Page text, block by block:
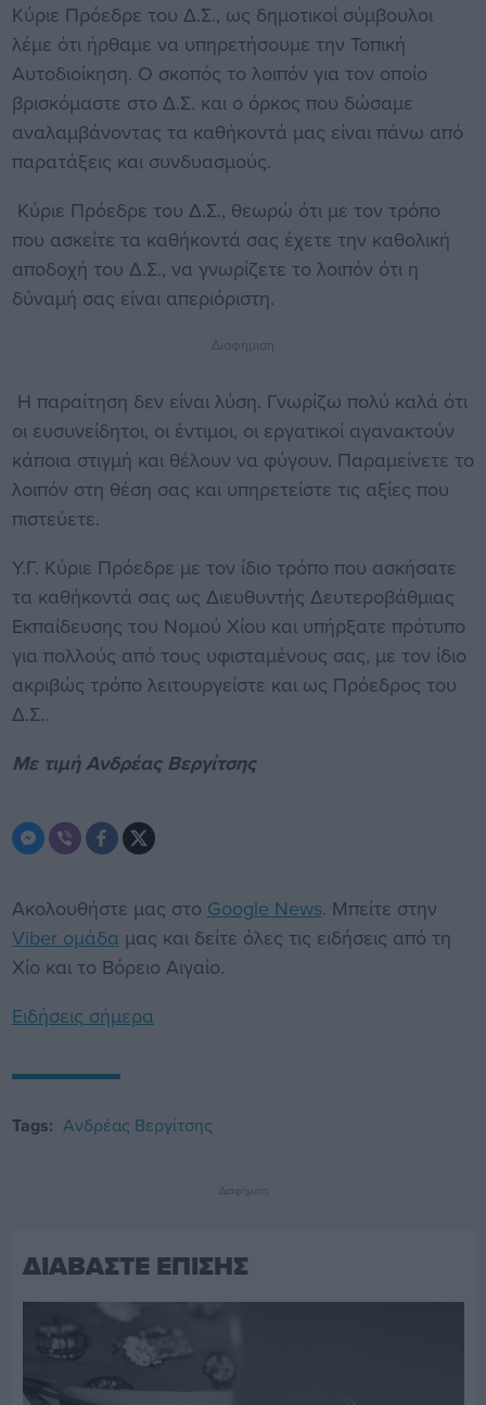
Κύριε Πρόεδρε του Δ.Σ., ως δημοτικοί σύμβουλοι
λέμε ότι ήρθαμε να υπηρετήσουμε την Τοπική
Αυτοδιοίκηση. Ο σκοπός το λοιπόν για τον οποίο
βρισκόμαστε στο Δ.Σ. και ο όρκος που δώσαμε
αναλαμβάνοντας τα καθήκοντά μας είναι πάνω από
παρατάξεις και συνδυασμούς.
Κύριε Πρόεδρε του Δ.Σ., θεωρώ ότι με τον τρόπο
που ασκείτε τα καθήκοντά σας έχετε την καθολική
αποδοχή του Δ.Σ., να γνωρίζετε το λοιπόν ότι η
δύναμή σας είναι απεριόριστη.
Διαφήμιση
Η παραίτηση δεν είναι λύση. Γνωρίζω πολύ καλά ότι
οι ευσυνείδητοι, οι έντιμοι, οι εργατικοί αγανακτούν
κάποια στιγμή και θέλουν να φύγουν. Παραμείνετε το
λοιπόν στη θέση σας και υπηρετείστε τις αξίες που
πιστεύετε.
Υ.Γ. Κύριε Πρόεδρε με τον ίδιο τρόπο που ασκήσατε
τα καθήκοντά σας ως Διευθυντής Δευτεροβάθμιας
Εκπαίδευσης του Νομού Χίου και υπήρξατε πρότυπο
για πολλούς από τους υφισταμένους σας, με τον ίδιο
ακριβώς τρόπο λειτουργείστε και ως Πρόεδρος του
Δ.Σ..
Με τιμή Ανδρέας Βεργίτσης
Ακολουθήστε μας στο Google News. Μπείτε στην
Viber ομάδα μας και δείτε όλες τις ειδήσεις από τη
Χίο και το Βόρειο Αιγαίο.
Ειδήσεις σήμερα
Tags: Ανδρέας Βεργίτσης
Διαφήμιση
ΔΙΑΒΑΣΤΕ ΕΠΙΣΗΣ